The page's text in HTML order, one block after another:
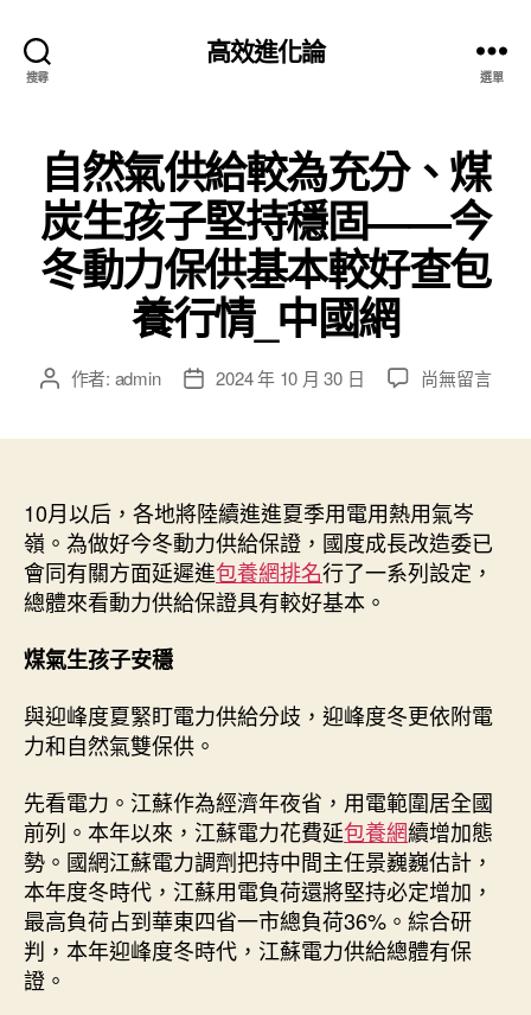
搜尋
高效進化論
選單
自然氣供給較為充分、煤
炭生孩子堅持穩固——今
冬動力保供基本較好查包
養行情_中國網
文 作者: admin
文
期
2024 年 10 月 30 日
在
給
較
為
充
孩
持
穩
固
——
今
冬
動
尚無留言
10月以后，各地將陸續進進夏季用電用熱用氣岑
嶺。為做好今冬動力供給保證，國度成長改造委已
會同有關方面延遲進包養網排名行了一系列設定，
總體來看動力供給保證具有較好基本。
煤氣生孩子安穩
與迎峰度夏緊盯電力供給分歧，迎峰度冬更依附電
力和自然氣雙保供。
先看電力。江蘇作為經濟年夜省，用電範圍居全國
前列。本年以來，江蘇電力花費延包養網續增加態
勢。國網江蘇電力調劑把持中間主任景巍巍估計，
本年度冬時代，江蘇用電負荷還將堅持必定增加，
最高負荷占到華東四省一市總負荷36%。綜合研
判，本年迎峰度冬時代，江蘇電力供給總體有保
證。